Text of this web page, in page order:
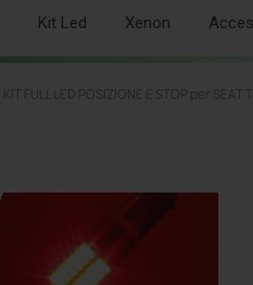
Kit Led Xenon
KIT FULL LED POSIZIONE E STOP per